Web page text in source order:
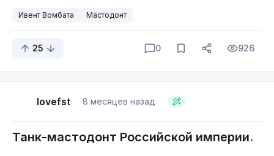
Ивент Вомбата Мастодонт
25 0 926
lovefst 8 месяцев назад
Танк-мастодонт Российской империи.